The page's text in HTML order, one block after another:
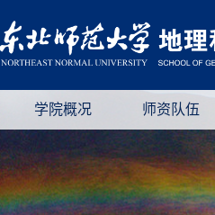
学院概况 师资队伍